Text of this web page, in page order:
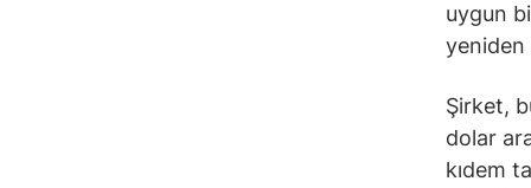
uygun
yeniden
Şirket,
dolar
kıdem